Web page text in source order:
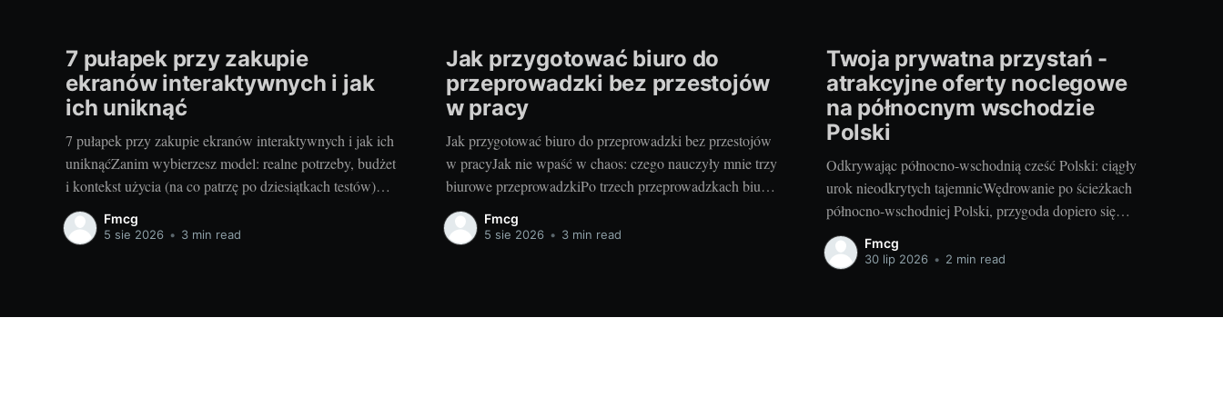
7 pułapek przy zakupie
ekranów interaktywnych i jak
ich uniknąć
7 pułapek przy zakupie ekranów interaktywnych i jak ich
uniknąćZanim wybierzesz model: realne potrzeby, budżet
i kontekst użycia (na co patrzę po dziesiątkach testów)Po
dziesiątkach testów w szkołach i salach konferencyjnych
wiem jedno: najlepszy ekran to ten, który pasuje do
Fmcg
5 sie 2026 • 3 min read
Jak przygotować biuro do
przeprowadzki bez przestojów
w pracy
Jak przygotować biuro do przeprowadzki bez przestojów
w pracyJak nie wpaść w chaos: czego nauczyły mnie trzy
biurowe przeprowadzkiPo trzech przeprowadzkach biura
nauczyłam się jednego: o bezstresowej zmianie adresu nie
decydują kartony i folia bąbelkowa, tylko mapa
Fmcg
5 sie 2026 • 3 min read
Twoja prywatna przystań -
atrakcyjne oferty noclegowe
na północnym wschodzie
Polski
Odkrywając północno-wschodnią cześć Polski: ciągły
urok nieodkrytych tajemnicWędrowanie po ścieżkach
północno-wschodniej Polski, przygoda dopiero się
zaczyna. Ta część kraju to niewyczerpane zasoby
zdumiewających krajobrazów i niewypowiedziane
wrażenie surowego, dzikiego, a jednocześnie pełnego
Fmcg
30 lip 2026 • 2 min read